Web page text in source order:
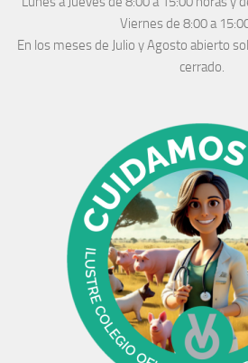
Viernes de 8:00 a
En los meses de Julio y Agosto abierto
cerrado.